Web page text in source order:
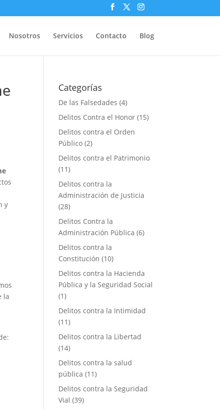
Nosotros Servicios Contacto Blog
y
la
Categorías
De las Falsedades (4)
Delitos Contra el Honor (15)
Delitos contra el Orden
Público (2)
Delitos contra el Patrimonio
(11)
Delitos contra la
Administración de Justicia
(28)
Delitos Contra la
Administración Pública (6)
Delitos contra la
Constitución (10)
Delitos contra la Hacienda
Pública y la Seguridad Social
(1)
Delitos contra la Intimidad
(11)
Delitos contra la Libertad
(14)
Delitos contra la salud
pública (11)
Delitos contra la Seguridad
Vial (39)